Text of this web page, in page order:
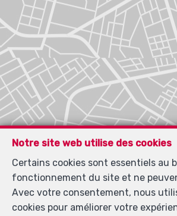
Notre site web utilise des cookies
Certains cookies sont essentiels au
fonctionnement du site et ne
Avec votre consentement, nous
cookies pour améliorer votre